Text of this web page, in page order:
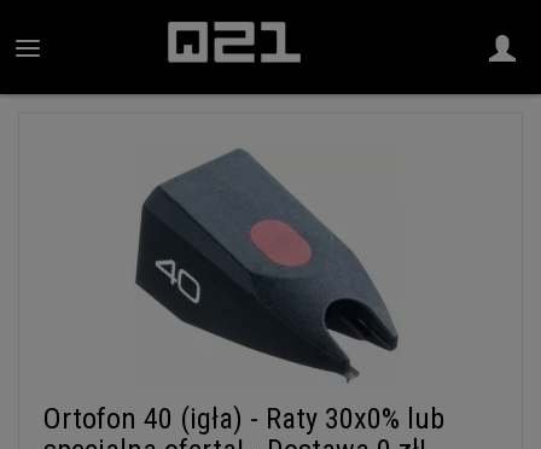
Ortofon 40 (igła) - Raty 30x0% lub